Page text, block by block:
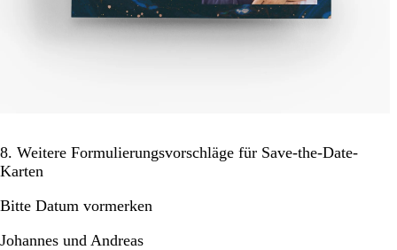
8. Weitere Formulierungsvorschläge für Save-the-Date-
Karten
Bitte Datum vormerken
Johannes und Andreas